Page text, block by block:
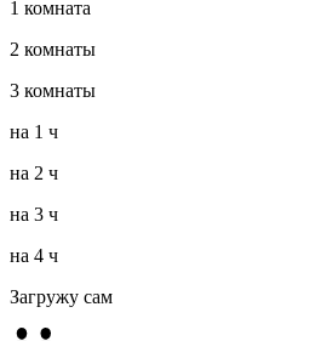
1 комната
2 комнаты
3 комнаты
на 1 ч
на 2 ч
на 3 ч
на 4 ч
Загружу сам